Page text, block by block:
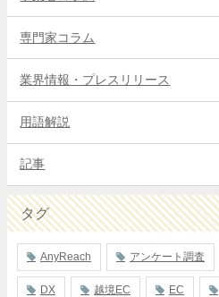
専門家コラム
業界情報・プレスリリース
用語解説
記事
タグ
AnyReach アンケート調査
DX 越境EC EC